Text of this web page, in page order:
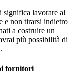
lavorare al
e non tirarsi indietro
a costruire un
più possibilità di
fornitori